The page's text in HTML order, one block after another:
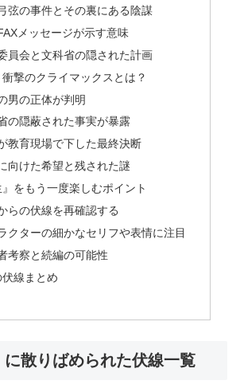
弦の事件とその裏にある陰謀
メッセージが示す意味
員会と文科省の隠された計画
撃のクライマックスとは？
男の正体が判明
の隠蔽された事実が暴露
教育現場で下した最終決断
向けた希望と残された謎
』をもう一度楽しむポイント
らの伏線を再確認する
クターの細かなセリフや表情に注目
考察と続編の可能性
線まとめ
に散りばめられた伏線一覧